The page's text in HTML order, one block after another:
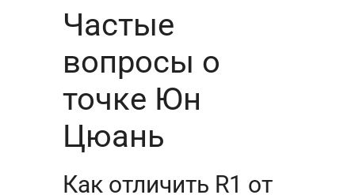
Частые
вопросы о
точке Юн
Цюань
Как отличить R1 от